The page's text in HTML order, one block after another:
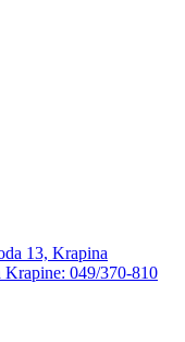
13, Krapina
049/370-810